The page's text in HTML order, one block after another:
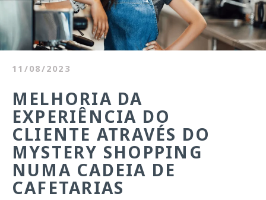
11/08/2023
MELHORIA DA
EXPERIÊNCIA DO
CLIENTE ATRAVÉS DO
MYSTERY SHOPPING
NUMA CADEIA DE
CAFETARIAS